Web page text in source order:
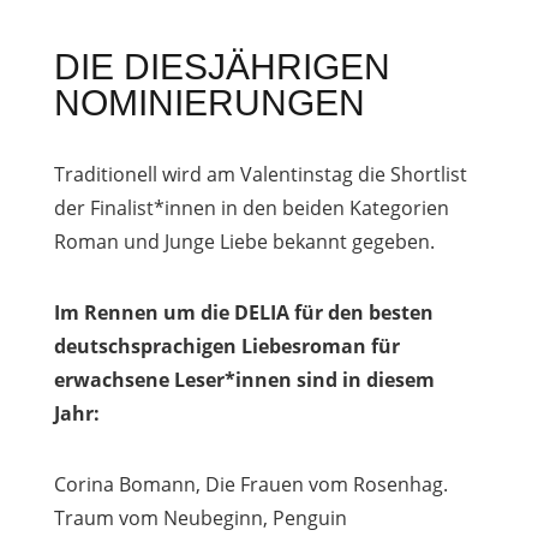
DIE DIESJÄHRIGEN
NOMINIERUNGEN
Traditionell wird am Valentinstag die Shortlist
der Finalist*innen in den beiden Kategorien
Roman und Junge Liebe bekannt gegeben.
Im Rennen um die DELIA für den besten
deutschsprachigen Liebesroman für
erwachsene Leser*innen sind in diesem
Jahr:
Corina Bomann, Die Frauen vom Rosenhag.
Traum vom Neubeginn, Penguin